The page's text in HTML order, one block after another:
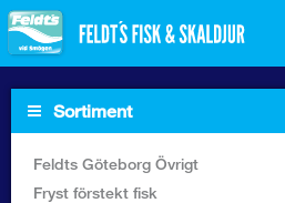
Sortiment
Feldts Göteborg Övrigt
Fryst förstekt fisk